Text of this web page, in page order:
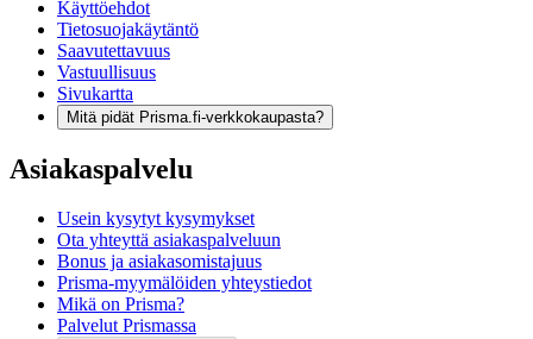
Käyttöehdot
Tietosuojakäytäntö
Saavutettavuus
Vastuullisuus
Sivukartta
Mitä pidät Prisma.fi-verkkokaupasta?
Asiakaspalvelu
Usein kysytyt kysymykset
Ota yhteyttä asiakaspalveluun
Bonus ja asiakasomistajuus
Prisma-myymälöiden yhteystiedot
Mikä on Prisma?
Palvelut Prismassa